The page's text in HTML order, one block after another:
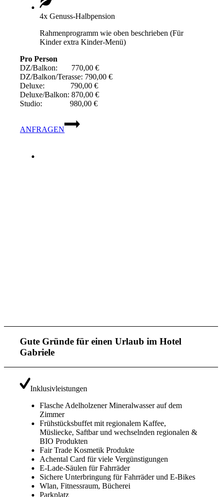
4x Genuss-Halbpension
Rahmenprogramm wie oben beschrieben (Für
Kinder extra Kinder-Menü)
Pro Person
DZ/Balkon: 770,00 €
DZ/Balkon/Terasse: 790,00 €
Deluxe: 790,00 €
Deluxe/Balkon: 870,00 €
Studio: 980,00 €
ANFRAGEN
Gute Gründe für einen Urlaub im Hotel
Gabriele
Inklusivleistungen
Flasche Adelholzener Mineralwasser auf dem
Zimmer
Frühstücksbuffet mit regionalem Kaffee,
Müsliecke, Saftbar und wechselnden regionalen &
BIO Produkten
Fair Trade Kosmetik Produkte
Achental Card für viele Vergünstigungen
E-Lade-Säulen für Fahrräder
Sichere Unterbringung für Fahrräder und E-Bikes
Wlan, Fitnessraum, Bücherei
Parkplatz